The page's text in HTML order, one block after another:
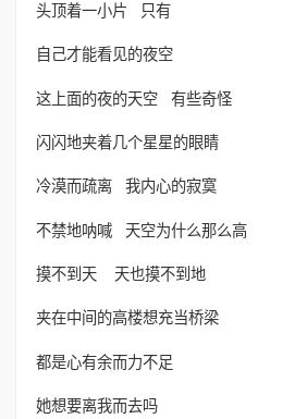
头顶着一小片 只有
自己才能看见的夜空
这上面的夜的天空 有些奇怪
闪闪地夹着几个星星的眼睛
冷漠而疏离 我内心的寂寞
不禁地呐喊 天空为什么那么高
摸不到天 天也摸不到地
夹在中间的高楼想充当桥梁
都是心有余而力不足
她想要离我而去吗